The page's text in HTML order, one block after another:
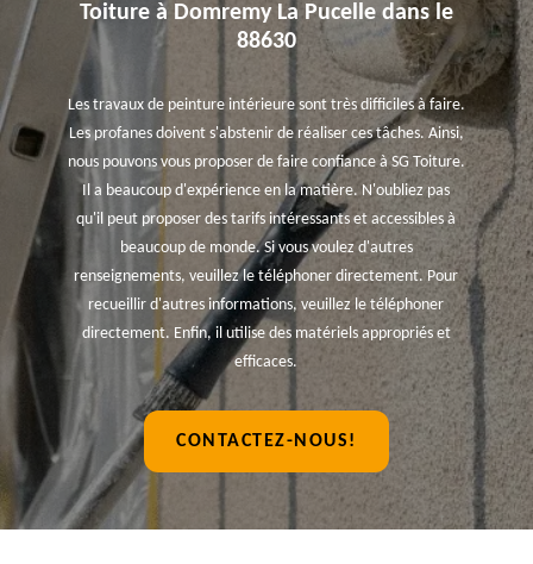
Toiture à Domremy La Pucelle dans le
88630
Les travaux de peinture intérieure sont très difficiles à faire.
Les profanes doivent s'abstenir de réaliser ces tâches. Ainsi,
nous pouvons vous proposer de faire confiance à SG Toiture.
Il a beaucoup d'expérience en la matière. N'oubliez pas
qu'il peut proposer des tarifs intéressants et accessibles à
beaucoup de monde. Si vous voulez d'autres
renseignements, veuillez le téléphoner directement. Pour
recueillir d'autres informations, veuillez le téléphoner
directement. Enfin, il utilise des matériels appropriés et
efficaces.
CONTACTEZ-NOUS!